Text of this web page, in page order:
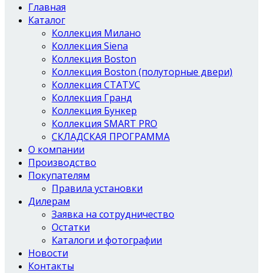
Главная
Каталог
Коллекция Милано
Коллекция Siena
Коллекция Boston
Коллекция Boston (полуторные двери)
Коллекция СТАТУС
Коллекция Гранд
Коллекция Бункер
Коллекция SMART PRO
СКЛАДСКАЯ ПРОГРАММА
О компании
Производство
Покупателям
Правила установки
Дилерам
Заявка на сотрудничество
Остатки
Каталоги и фотографии
Новости
Контакты